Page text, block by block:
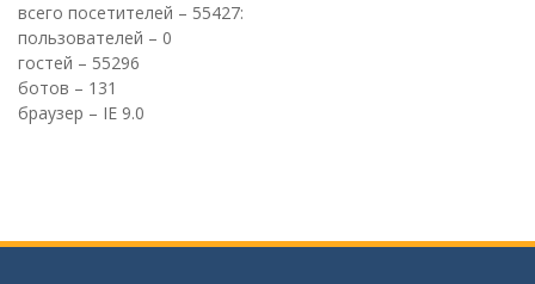
всего посетителей – 55427:
пользователей – 0
гостей – 55296
ботов – 131
браузер – IE 9.0